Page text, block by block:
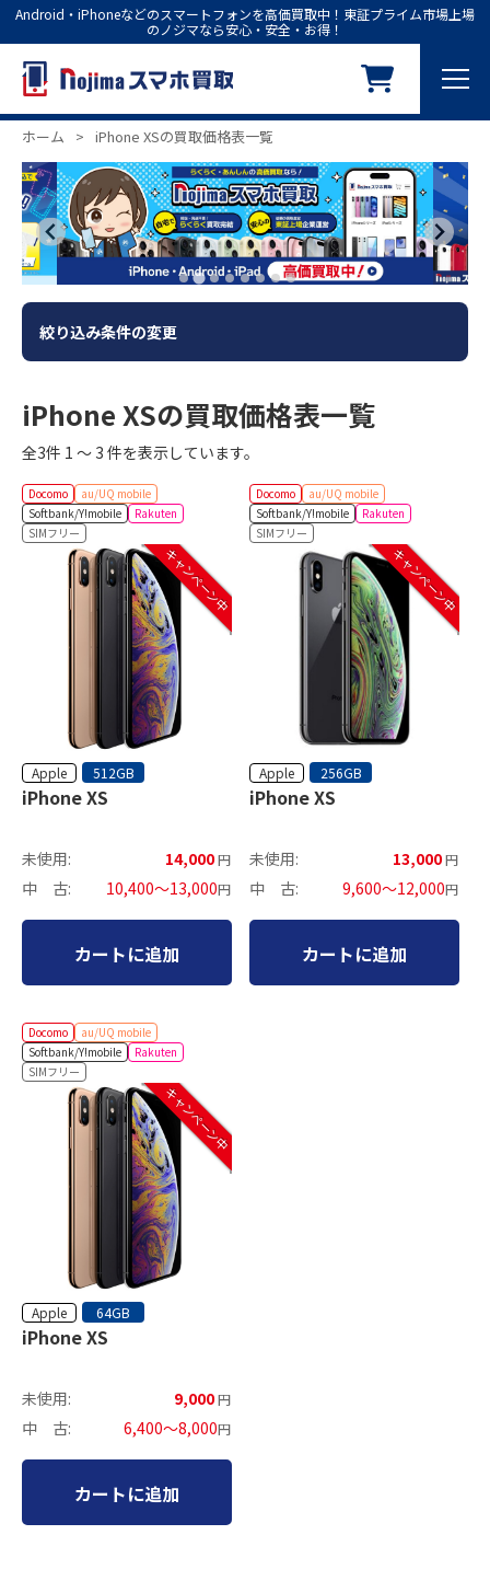
Android・iPhoneなどのスマートフォンを高価買取中！東証プライム市場上場
のノジマなら安心・安全・お得！
ホーム > iPhone XSの買取価格表一覧
絞り込み条件の変更
iPhone XSの買取価格表一覧
全3件 1 ～ 3 件を表示しています。
Docomo
au/UQ mobile
Softbank/Y!mobile
Rakuten
SIMフリー
キャンペーン中
Apple 512GB
iPhone XS
未使用: 14,000円
中 古: 10,400～13,000円
カートに追加
Docomo
au/UQ mobile
Softbank/Y!mobile
Rakuten
SIMフリー
キャンペーン中
Apple 256GB
iPhone XS
未使用: 13,000円
中 古: 9,600～12,000円
カートに追加
Docomo
au/UQ mobile
Softbank/Y!mobile
Rakuten
SIMフリー
キャンペーン中
Apple 64GB
iPhone XS
未使用: 9,000円
中 古: 6,400～8,000円
カートに追加